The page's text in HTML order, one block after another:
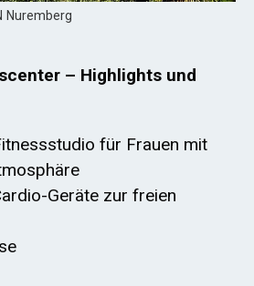
Nuremberg
– Highlights und
für Frauen mit
Geräte zur freien